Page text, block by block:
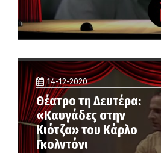
14-12-2020
Θέατρο τη Δευτέρα:
«Καυγάδες στην
Κιότζα» του Κάρλο
Γκολντόνι